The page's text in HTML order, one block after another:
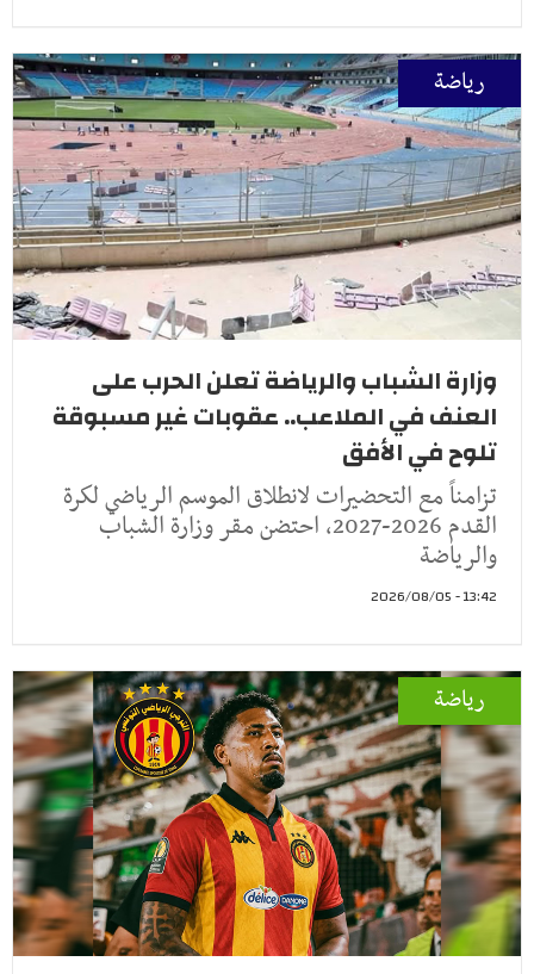
رياضة
وزارة الشباب والرياضة تعلن الحرب على
العنف في الملاعب.. عقوبات غير مسبوقة
تلوح في الأفق
تزامناً مع التحضيرات لانطلاق الموسم الرياضي لكرة
القدم 2026-2027، احتضن مقر وزارة الشباب
والرياضة
13:42 - 2026/08/05
رياضة